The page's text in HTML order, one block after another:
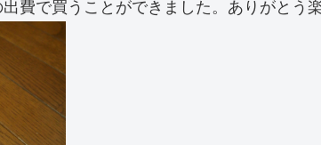
費で買うことができました。ありがとう